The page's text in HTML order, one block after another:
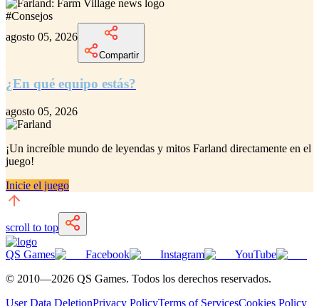
#Consejos
agosto 05, 2026
Compartir
¿En qué equipo estás?
agosto 05, 2026
¡Un increíble mundo de leyendas y mitos Farland directamente en el
juego!
Inicie el juego
scroll to top
QS Games Facebook Instagram
YouTube
© 2010—2026 QS Games. Todos los derechos reservados.
User Data DeletionPrivacy PolicyTerms of ServicesCookies Policy